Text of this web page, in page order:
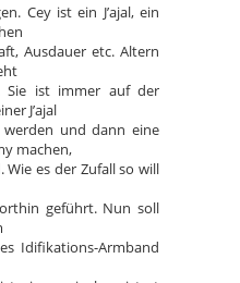
Cey ist ein J’ajal, ein
Ausdauer etc. Altern
Sie ist immer auf der
J’ajal
werden und dann eine
machen,
Wie es der Zufall so will
geführt. Nun soll
Idifikations-Armband